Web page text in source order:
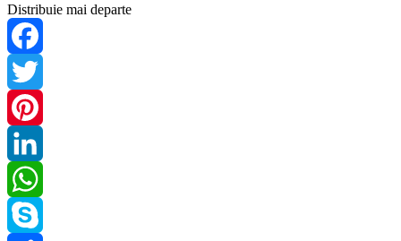
Distribuie mai departe
Facebook
Twitter
Pinterest
LinkedIn
WhatsApp